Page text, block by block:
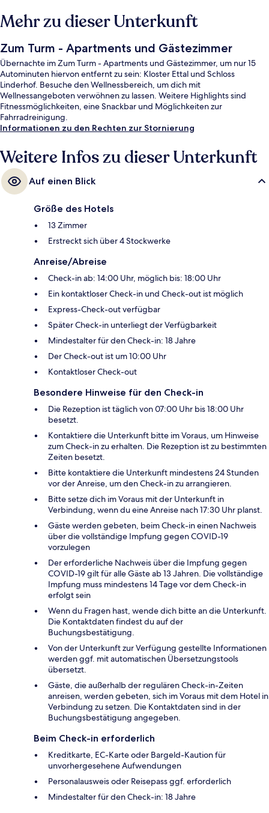
Mehr zu dieser Unterkunft
Zum Turm - Apartments und Gästezimmer
Übernachte im Zum Turm - Apartments und Gästezimmer, um nur 15
Autominuten hiervon entfernt zu sein: Kloster Ettal und Schloss
Linderhof. Besuche den Wellnessbereich, um dich mit
Wellnessangeboten verwöhnen zu lassen. Weitere Highlights sind
Fitnessmöglichkeiten, eine Snackbar und Möglichkeiten zur
Fahrradreinigung.
Informationen zu den Rechten zur Stornierung
Weitere Infos zu dieser Unterkunft
Auf einen Blick
Größe des Hotels
13 Zimmer
Erstreckt sich über 4 Stockwerke
Anreise/Abreise
Check-in ab: 14:00 Uhr, möglich bis: 18:00 Uhr
Ein kontaktloser Check-in und Check-out ist möglich
Express-Check-out verfügbar
Später Check-in unterliegt der Verfügbarkeit
Mindestalter für den Check-in: 18 Jahre
Der Check-out ist um 10:00 Uhr
Kontaktloser Check-out
Besondere Hinweise für den Check-in
Die Rezeption ist täglich von 07:00 Uhr bis 18:00 Uhr
besetzt.
Kontaktiere die Unterkunft bitte im Voraus, um Hinweise
zum Check-in zu erhalten. Die Rezeption ist zu bestimmten
Zeiten besetzt.
Bitte kontaktiere die Unterkunft mindestens 24 Stunden
vor der Anreise, um den Check-in zu arrangieren.
Bitte setze dich im Voraus mit der Unterkunft in
Verbindung, wenn du eine Anreise nach 17:30 Uhr planst.
Gäste werden gebeten, beim Check-in einen Nachweis
über die vollständige Impfung gegen COVID-19
vorzulegen
Der erforderliche Nachweis über die Impfung gegen
COVID-19 gilt für alle Gäste ab 13 Jahren. Die vollständige
Impfung muss mindestens 14 Tage vor dem Check-in
erfolgt sein
Wenn du Fragen hast, wende dich bitte an die Unterkunft.
Die Kontaktdaten findest du auf der
Buchungsbestätigung.
Von der Unterkunft zur Verfügung gestellte Informationen
werden ggf. mit automatischen Übersetzungstools
übersetzt.
Gäste, die außerhalb der regulären Check-in-Zeiten
anreisen, werden gebeten, sich im Voraus mit dem Hotel in
Verbindung zu setzen. Die Kontaktdaten sind in der
Buchungsbestätigung angegeben.
Beim Check-in erforderlich
Kreditkarte, EC-Karte oder Bargeld-Kaution für
unvorhergesehene Aufwendungen
Personalausweis oder Reisepass ggf. erforderlich
Mindestalter für den Check-in: 18 Jahre